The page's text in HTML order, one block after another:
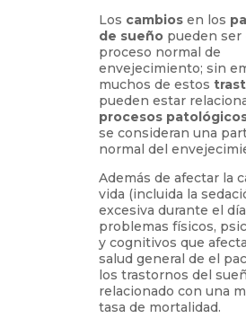
Los cambiosen los
de sueñopueden ser
proceso normal de
envejecimiento; sin
muchos de estos
pueden estar
procesos
se consideran una
normal del
Además de afectar la
vida (incluida la
excesiva durante el
problemas físicos,
y cognitivos que
salud general de el
los trastornos del
relacionado con una
tasa de mortalidad.